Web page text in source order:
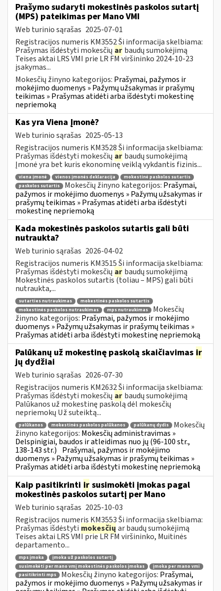
Prašymo sudaryti mokestinės paskolos sutartį
(MPS) pateikimas per Mano VMI
Web turinio sąrašas 2025-07-01
Registracijos numeris KM3552 Ši informacija skelbiama:
Prašymas išdėstyti mokesčių ar baudų sumokėjimą
Teises aktai LRS VMI prie LR FM viršininko 2024-10-23
įsakymas...
Mokesčių žinyno kategorijos: Prašymai, pažymos ir
mokėjimo duomenys » Pažymų užsakymas ir prašymų
teikimas » Prašymas atidėti arba išdėstyti mokestinę
nepriemoką
Kas yra Viena Įmonė?
Web turinio sąrašas 2025-05-13
Registracijos numeris KM3528 Ši informacija skelbiama:
Prašymas išdėstyti mokesčių ar baudų sumokėjimą
Įmonė yra bet kuris ekonominę veiklą vykdantis fizinis...
viena įmonė vienos įmonės deklaracija
mokestinė paskolos sutartis
paskolos sutartis
Mokesčių žinyno kategorijos: Prašymai,
pažymos ir mokėjimo duomenys » Pažymų užsakymas ir
prašymų teikimas » Prašymas atidėti arba išdėstyti
mokestinę nepriemoką
Kada mokestinės paskolos sutartis gali būti
nutraukta?
Web turinio sąrašas 2026-04-02
Registracijos numeris KM3515 Ši informacija skelbiama:
Prašymas išdėstyti mokesčių ar baudų sumokėjimą
Mokestinės paskolos sutartis (toliau – MPS) gali būti
nutraukta,...
sutarties nutraukimas
mokestinės paskolos sutartis
mokestinės paskolos nutraukimas
mps nutraukimas
Mokesčių
žinyno kategorijos: Prašymai, pažymos ir mokėjimo
duomenys » Pažymų užsakymas ir prašymų teikimas »
Prašymas atidėti arba išdėstyti mokestinę nepriemoką
Palūkanų už mokestinę paskolą skaičiavimas ir
jų dydžiai
Web turinio sąrašas 2026-07-30
Registracijos numeris KM2632 Ši informacija skelbiama:
Prašymas išdėstyti mokesčių ar baudų sumokėjimą
Palūkanos už mokestinę paskolą dėl mokesčių
nepriemokų Už suteiktą...
palūkanos mokestinės paskolos palūkanos palūkanų dydis
Mokesčių
žinyno kategorijos: Mokesčių administravimas »
Delspinigiai, baudos ir atleidimas nuo jų (96-100 str.,
138-143 str.) Prašymai, pažymos ir mokėjimo
duomenys » Pažymų užsakymas ir prašymų teikimas »
Prašymas atidėti arba išdėstyti mokestinę nepriemoką
Kaip pasitikrinti ir susimokėti įmokas pagal
mokestinės paskolos sutartį per Mano
Web turinio sąrašas 2025-10-03
Registracijos numeris KM3553 Ši informacija skelbiama:
Prašymas išdėstyti mokesčių ar baudų sumokėjimą
Teises aktai LRS VMI prie LR FM viršininko, Muitinės
departamento...
mps įmoka
įmoka už paskolos sutartį
susimokėti per mano vmį mokestinės paskolos įmokas
įmoka per mano vmi
pasitikrinti mps
Mokesčių žinyno kategorijos: Prašymai,
pažymos ir mokėjimo duomenys » Pažymų užsakymas ir